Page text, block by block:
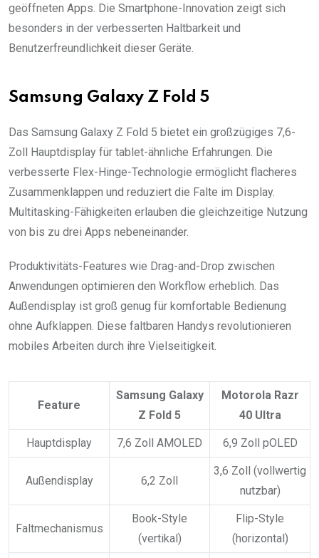
geöffneten Apps. Die Smartphone-Innovation zeigt sich
besonders in der verbesserten Haltbarkeit und
Benutzerfreundlichkeit dieser Geräte.
Samsung Galaxy Z Fold 5
Das Samsung Galaxy Z Fold 5 bietet ein großzügiges 7,6-
Zoll Hauptdisplay für tablet-ähnliche Erfahrungen. Die
verbesserte Flex-Hinge-Technologie ermöglicht flacheres
Zusammenklappen und reduziert die Falte im Display.
Multitasking-Fähigkeiten erlauben die gleichzeitige Nutzung
von bis zu drei Apps nebeneinander.
Produktivitäts-Features wie Drag-and-Drop zwischen
Anwendungen optimieren den Workflow erheblich. Das
Außendisplay ist groß genug für komfortable Bedienung
ohne Aufklappen. Diese faltbaren Handys revolutionieren
mobiles Arbeiten durch ihre Vielseitigkeit.
Feature
Samsung Galaxy
Z Fold 5
Motorola Razr
40 Ultra
Hauptdisplay 7,6 Zoll AMOLED 6,9 Zoll pOLED
Außendisplay 6,2 Zoll
3,6 Zoll (vollwertig
nutzbar)
Faltmechanismus
Book-Style
(vertikal)
Flip-Style
(horizontal)